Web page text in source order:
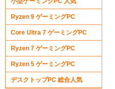
Ryzen 9 ゲーミングPC
Core Ultra 7 ゲーミングPC
Ryzen 7 ゲーミングPC
Ryzen 5 ゲーミングPC
デスクトップPC 総合人気